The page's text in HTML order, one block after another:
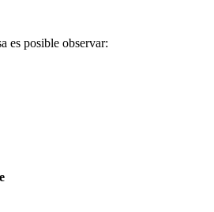
es posible observar: